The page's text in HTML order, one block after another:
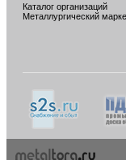
Каталог организаций
Металлургический